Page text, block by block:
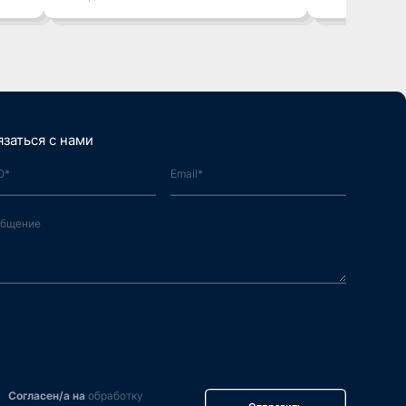
с нами
Согласен/а наобработку